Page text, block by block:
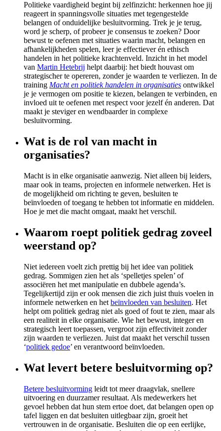
Politieke vaardigheid begint bij zelfinzicht: herkennen hoe jij
reageert in spanningsvolle situaties met tegengestelde
belangen of onduidelijke besluitvorming. Trek je je terug,
word je scherp, of probeer je consensus te zoeken? Door
bewust te oefenen met situaties waarin macht, belangen en
afhankelijkheden spelen, leer je effectiever én ethisch
handelen in het politieke krachtenveld. Inzicht in het model
van Martin Hetebrij helpt daarbij: het biedt houvast om
strategischer te opereren, zonder je waarden te verliezen. In de
training Macht en politiek handelen in organisaties ontwikkel
je je vermogen om positie te kiezen, belangen te verbinden, en
invloed uit te oefenen met respect voor jezelf én anderen. Dat
maakt je steviger en wendbaarder in complexe
besluitvorming.
Wat is de rol van macht in
organisaties?
Macht is in elke organisatie aanwezig. Niet alleen bij leiders,
maar ook in teams, projecten en informele netwerken. Het is
de mogelijkheid om richting te geven, besluiten te
beïnvloeden of toegang te hebben tot informatie en middelen.
Hoe je met die macht omgaat, maakt het verschil.
Waarom roept politiek gedrag zoveel
weerstand op?
Niet iedereen voelt zich prettig bij het idee van politiek
gedrag. Sommigen zien het als ‘spelletjes spelen’ of
associëren het met manipulatie en dubbele agenda’s.
Tegelijkertijd zijn er ook mensen die zich juist thuis voelen in
informele netwerken en het beïnvloeden van besluiten. Het
helpt om politiek gedrag niet als goed of fout te zien, maar als
een realiteit in elke organisatie. Wie het bewust, integer en
strategisch leert toepassen, vergroot zijn effectiviteit zonder
zijn waarden te verliezen. Juist dat maakt het verschil tussen
‘politiek gedoe’ en verantwoord beïnvloeden.
Wat levert betere besluitvorming op?
Betere besluitvorming leidt tot meer draagvlak, snellere
uitvoering en duurzamer resultaat. Als medewerkers het
gevoel hebben dat hun stem ertoe doet, dat belangen open op
tafel liggen en dat besluiten uitlegbaar zijn, groeit het
vertrouwen in de organisatie. Besluiten die op een eerlijke,